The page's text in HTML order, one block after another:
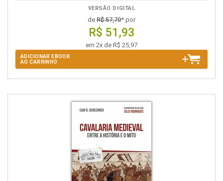
VERSÃO DIGITAL
de R$ 57,70* por
R$ 51,93
em 2x de R$ 25,97
ADICIONAR EBOOK
AO CARRINHO